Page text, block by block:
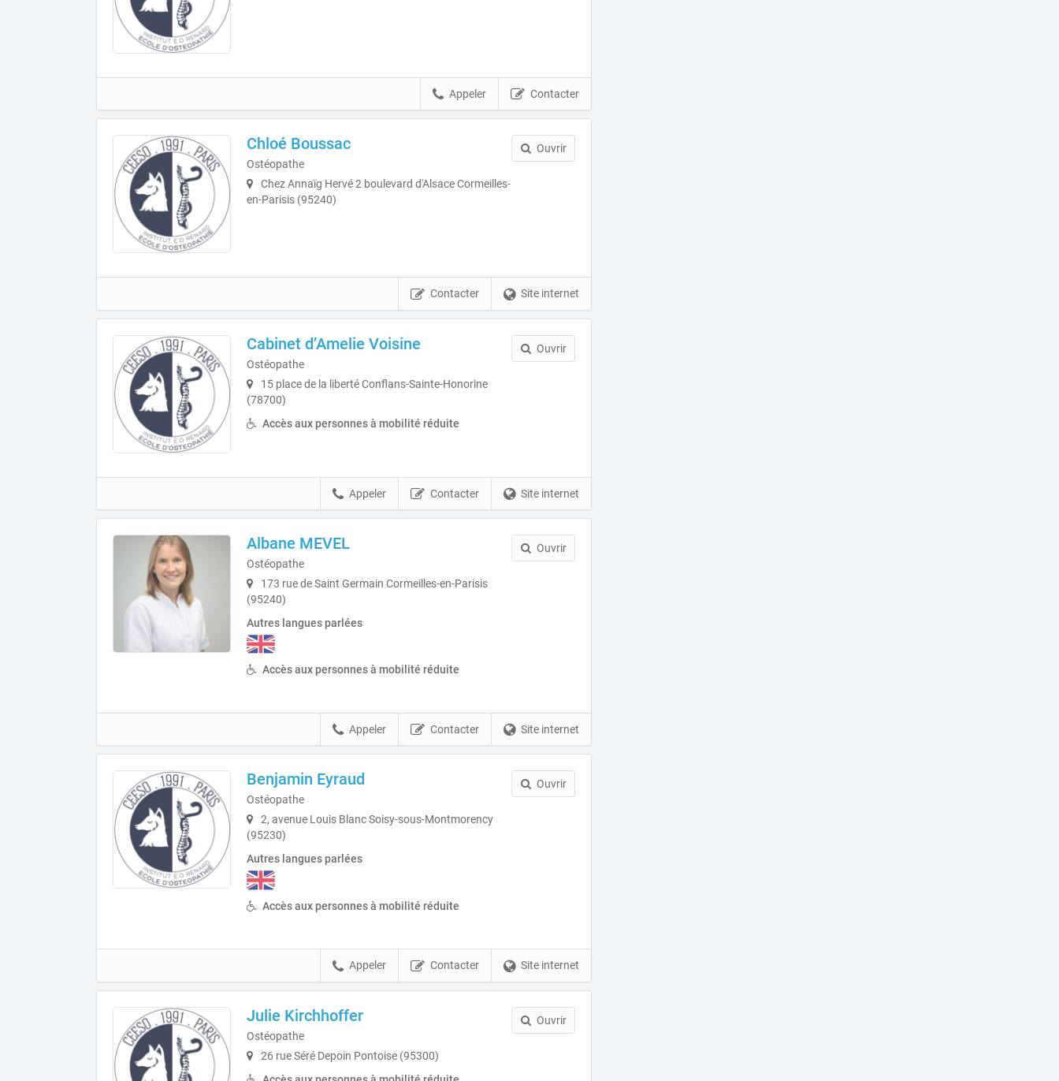
Contacter
Appeler
Chloé Boussac
Ostéopathe
Chez Annaïg Hervé 2 boulevard d'Alsace Cormeilles-
en-Parisis (95240)
Ouvrir
Site internet
Contacter
Cabinet d’Amelie Voisine
Ostéopathe
15 place de la liberté Conflans-Sainte-Honorine
(78700)
Accès aux personnes à mobilité réduite
Ouvrir
Site internet
Contacter
Appeler
Albane MEVEL
Ostéopathe
173 rue de Saint Germain Cormeilles-en-Parisis
(95240)
Autres langues parlées
Accès aux personnes à mobilité réduite
Ouvrir
Site internet
Contacter
Appeler
Benjamin Eyraud
Ostéopathe
2, avenue Louis Blanc Soisy-sous-Montmorency
(95230)
Autres langues parlées
Accès aux personnes à mobilité réduite
Ouvrir
Site internet
Contacter
Appeler
Julie Kirchhoffer
Ostéopathe
26 rue Séré Depoin Pontoise (95300)
Ouvrir